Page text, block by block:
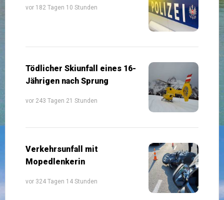
vor 182 Tagen 10 Stunden
Tödlicher Skiunfall eines 16-
Jährigen nach Sprung
vor 243 Tagen 21 Stunden
Verkehrsunfall mit
Mopedlenkerin
vor 324 Tagen 14 Stunden